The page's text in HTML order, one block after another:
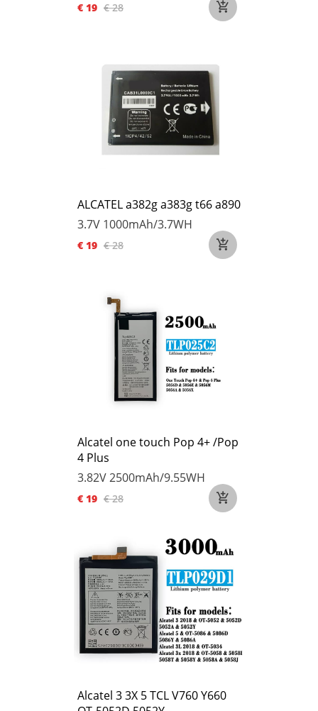
€ 19 € 28
ALCATEL a382g a383g t66 a890
3.7V 1000mAh/3.7WH
€ 19 € 28
Alcatel one touch Pop 4+ /Pop
4 Plus
3.82V2500mAh/9.55WH
€ 19 € 28
Alcatel 3 3X 5 TCL V760 Y660